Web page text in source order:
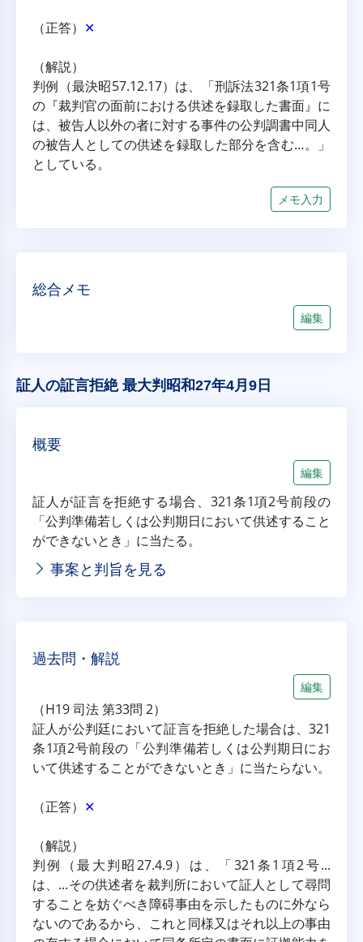
（正答） ✕
（解説）
判例（最決昭57.12.17）は、「刑訴法321条1項1号
の『裁判官の面前における供述を録取した書面』に
は、被告人以外の者に対する事件の公判調書中同人
の被告人としての供述を録取した部分を含む…。」
としている。
メモ入力
総合メモ
編集
証人の証言拒絶 最大判昭和27年4月9日
概要
編集
証人が証言を拒絶する場合、321条1項2号前段の
「公判準備若しくは公判期日において供述すること
ができないとき」に当たる。
事案と判旨を見る
過去問・解説
編集
（H19 司法 第33問 2）
証人が公判廷において証言を拒絶した場合は、321
条1項2号前段の「公判準備若しくは公判期日にお
いて供述することができないとき」に当たらない。
（正答） ✕
（解説）
判例（最大判昭27.4.9）は、「321条1項2号...
は、...その供述者を裁判所において証人として尋問
することを妨ぐべき障碍事由を示したものに外なら
ないのであるから、これと同様又はそれ以上の事由